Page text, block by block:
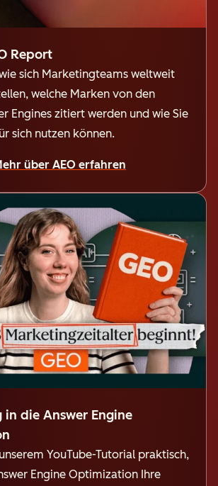
Report
sich Marketingteams weltweit
welche Marken von den
Engines zitiert werden und wie Sie
sich nutzen können.
über AEO erfahren
in die Answer Engine
YouTube-Tutorial praktisch,
Engine Optimization Ihre